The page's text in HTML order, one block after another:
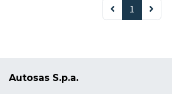
1
Autosas S.p.a.